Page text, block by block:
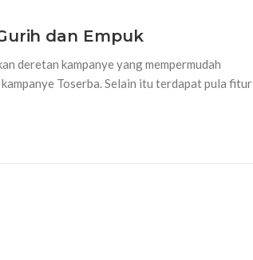
dan Empuk
deretan kampanye yang mempermudah
Toserba. Selain itu terdapat pula fitur